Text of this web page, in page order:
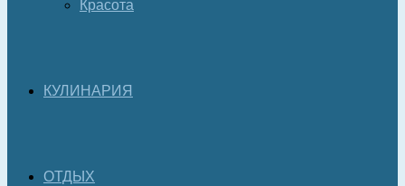
Красота
КУЛИНАРИЯ
ОТДЫХ